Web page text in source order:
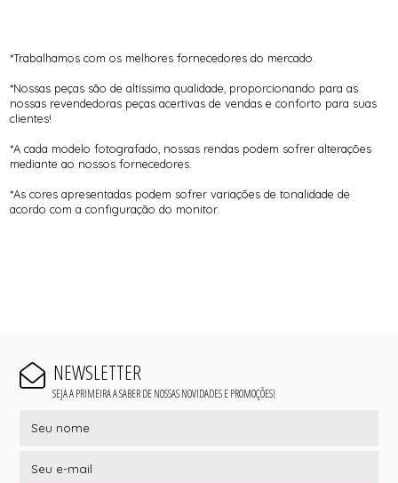
*Trabalhamos com os melhores fornecedores do mercado.
*Nossas peças são de altíssima qualidade, proporcionando para as
nossas revendedoras peças acertivas de vendas e conforto para suas
clientes!
*A cada modelo fotografado, nossas rendas podem sofrer alterações
mediante ao nossos fornecedores.
*As cores apresentadas podem sofrer variações de tonalidade de
acordo com a configuração do monitor.
NEWSLETTER
SEJA A PRIMEIRA A SABER DE NOSSAS NOVIDADES E PROMOÇÕES!